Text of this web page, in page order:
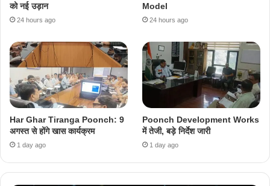
को नई उड़ान
24 hours ago
Model
24 hours ago
Har Ghar Tiranga Poonch: 9
अगस्त से होंगे खास कार्यक्रम
1 day ago
Poonch Development Works
में तेजी, बड़े निर्देश जारी
1 day ago